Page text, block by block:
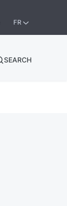
FR
SEARCH